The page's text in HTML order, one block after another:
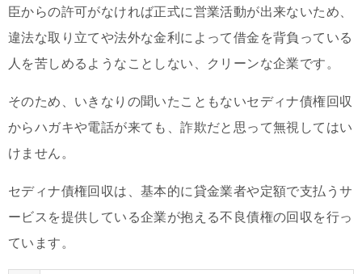
臣からの許可がなければ正式に営業活動が出来ないため、
違法な取り立てや法外な金利によって借金を背負っている
人を苦しめるようなことしない、クリーンな企業です。
そのため、いきなりの聞いたこともないセディナ債権回収
からハガキや電話が来ても、詐欺だと思って無視してはい
けません。
セディナ債権回収は、基本的に貸金業者や定額で支払うサ
ービスを提供している企業が抱える不良債権の回収を行っ
ています。